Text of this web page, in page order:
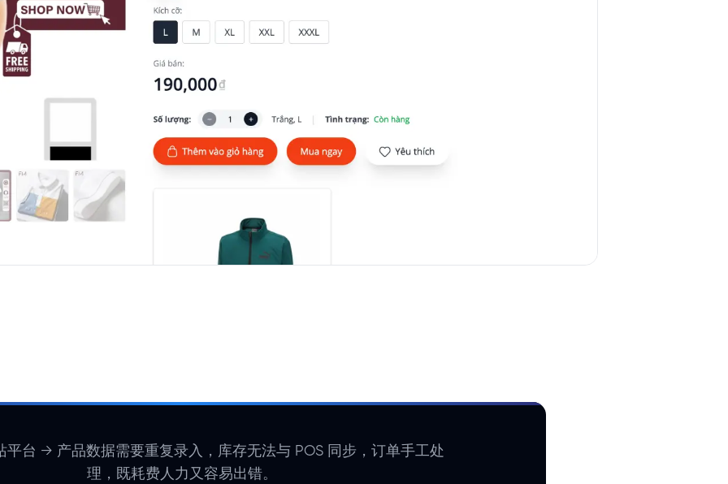
平台 → 产品数据需要重复录入，库存无法与 POS 同步，订单手工处
理，既耗费人力又容易出错。